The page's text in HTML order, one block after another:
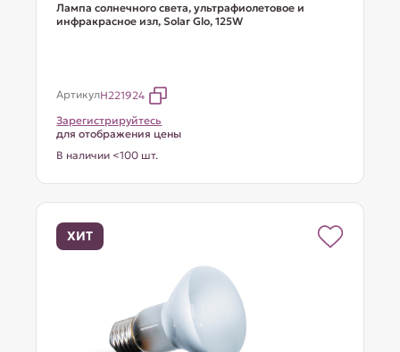
Лампа солнечного света, ультрафиолетовое и
инфракрасное изл, Solar Glo, 125W
АртикулH221924
Зарегистрируйтесь
для отображения цены
В наличии <100 шт.
ХИТ